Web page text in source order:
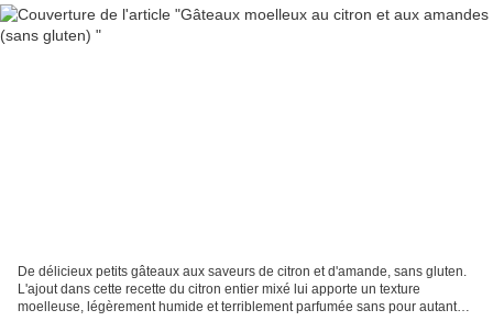
De délicieux petits gâteaux aux saveurs de citron et d'amande, sans gluten.
L'ajout dans cette recette du citron entier mixé lui apporte un texture
moelleuse, légèrement humide et terriblement parfumée sans pour autant